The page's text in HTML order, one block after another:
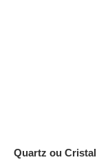
Quartz ou Cristal